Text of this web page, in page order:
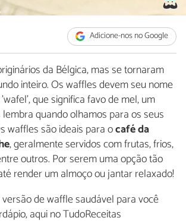
Adicione-nos no Google
da Bélgica, mas se tornaram
inteiro. Os waffles devem seu nome
que significa favo de mel, um
quando olhamos para os seus
waffles são ideais para ocafé da
, geralmente servidos com frutas, frios,
outros. Por serem uma opção tão
render um almoço ou jantar relaxado!
de waffle saudável para você
aqui no TudoReceitas